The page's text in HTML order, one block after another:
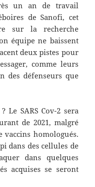
un an de travail
de Sanofi, cet
sur la recherche
équipe ne baissent
deux pistes pour
comme leurs
des défenseurs que
Le SARS Cov-2 sera
de 2021, malgré
vaccins homologués.
dans des cellules de
dans quelques
acquises se seront